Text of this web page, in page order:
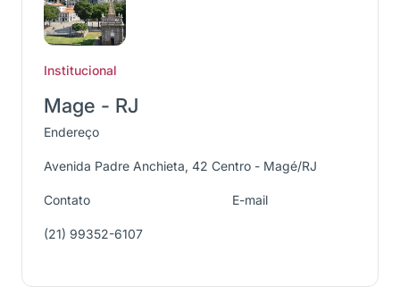
Institucional
Mage - RJ
Endereço
Avenida Padre Anchieta, 42 Centro - Magé/RJ
Contato
(21) 99352-6107
E-mail